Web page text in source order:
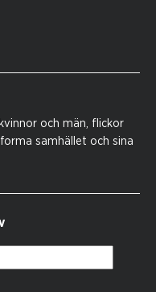
och män, flickor
samhället och sina